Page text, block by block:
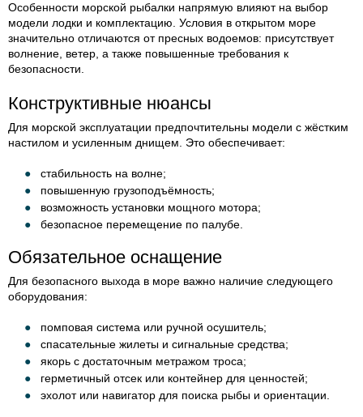
Особенности морской рыбалки напрямую влияют на выбор
модели лодки и комплектацию. Условия в открытом море
значительно отличаются от пресных водоемов: присутствует
волнение, ветер, а также повышенные требования к
безопасности.
Конструктивные нюансы
Для морской эксплуатации предпочтительны модели с жёстким
настилом и усиленным днищем. Это обеспечивает:
стабильность на волне;
повышенную грузоподъёмность;
возможность установки мощного мотора;
безопасное перемещение по палубе.
Обязательное оснащение
Для безопасного выхода в море важно наличие следующего
оборудования:
помповая система или ручной осушитель;
спасательные жилеты и сигнальные средства;
якорь с достаточным метражом троса;
герметичный отсек или контейнер для ценностей;
эхолот или навигатор для поиска рыбы и ориентации.